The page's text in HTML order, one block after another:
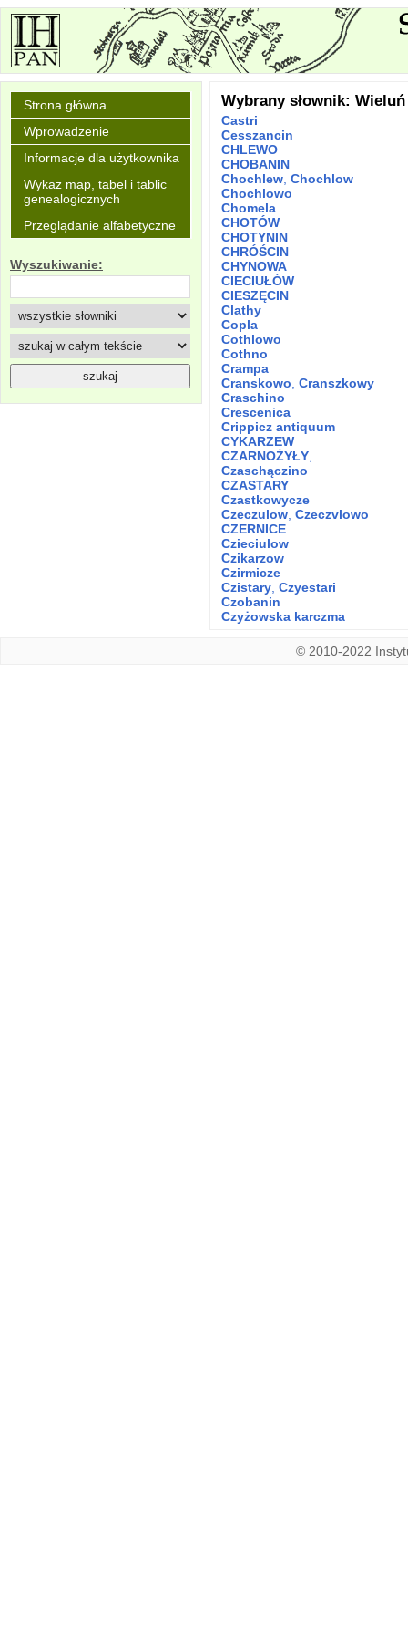
Strona główna
Wprowadzenie
Informacje dla użytkownika
Wykaz map, tabel i tablic
genealogicznych
Przeglądanie alfabetyczne
Wyszukiwanie:
Wybrany słownik: Wieluń
Castri
Cesszancin
CHLEWO
CHOBANIN
Chochlew Chochlow
Chochlowo
Chomela
CHOTÓW
CHOTYNIN
CHRÓŚCIN
CHYNOWA
CIECIUŁÓW
CIESZĘCIN
Clathy
Copla
Cothlowo
Cothno
Crampa
Cranskowo Cranszkowy
Craschino
Crescenica
Crippicz antiquum
CYKARZEW
CZARNOŻYŁY
Czaschączino
CZASTARY
Czastkowycze
Czeczulow Czeczvlowo
CZERNICE
Czieciulow
Czikarzow
Czirmicze
Czistary Czyestari
Czobanin
Czyżowska karczma
© 2010-2022